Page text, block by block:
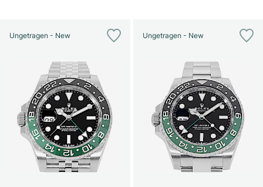
Ungetragen - New Ungetragen - New